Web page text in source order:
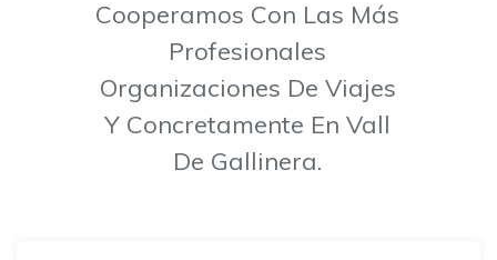
Cooperamos Con Las Más
Profesionales
Organizaciones De Viajes
Y Concretamente En Vall
De Gallinera.